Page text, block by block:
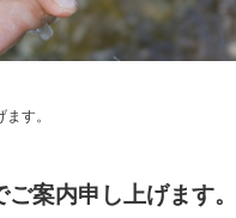
す。
案内申し上げます。